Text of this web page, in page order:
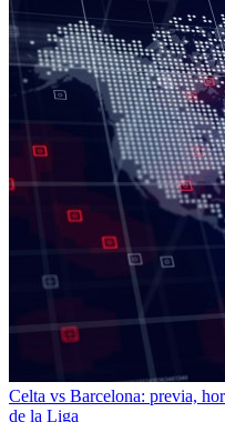
Celta vs Barcelona: previa,
de la Liga